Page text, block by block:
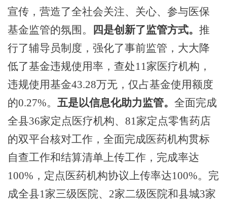
宣传，营造了全社会关注、关心、参与医保
基金监管的氛围。
四是创新了监管方式。 推
行了辅导员制度，强化了事前监管，大大降
低了基金违规使用率，查处11家医疗机构，
违规使用基金43.28万无，仅占基金使用额度
的0.27%。 五是以信息化助力监管。 全面完成
全县36家定点医疗机构、81家定点零售药店
的双平台核对工作，全面完成医药机构贯标
自查工作和结算清单上传工作，完成率达
100% ，定点医药机构协议上传率达100%。 完
成全县1家三级医院、2家二级医院和县城3家